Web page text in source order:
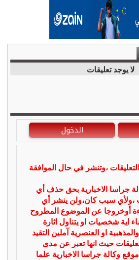
لا يوجد تعليقات
الدخول
،وتنشر في حال الموافقة
جراسا الاخبارية بحق حذف أي
سبب كان،ولن ينشر أي
أوخروجا عن الموضوع المطروح
اية شخصيات او يتناول اثارة
او العنصرية آملين التقيد
حيث انها تعبر عن مدى
وكالة جراسا الاخبارية علما